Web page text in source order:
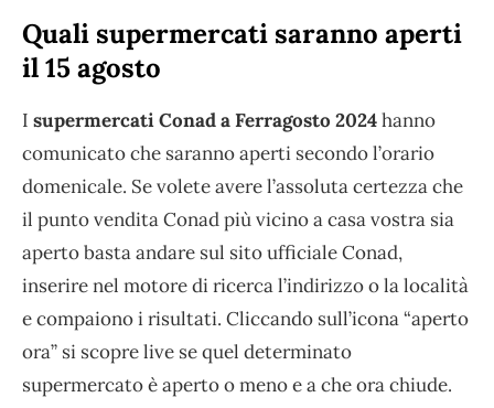
Quali supermercati saranno aperti
il 15 agosto
I supermercati Conad a Ferragosto 2024hanno
comunicato che saranno aperti secondo l’orario
domenicale. Se volete avere l’assoluta certezza che
il punto vendita Conad più vicino a casa vostra sia
aperto basta andare sul sito ufficiale Conad,
inserire nel motore di ricerca l’indirizzo o la località
e compaiono i risultati. Cliccando sull’icona “aperto
ora” si scopre live se quel determinato
supermercato è aperto o meno e a che ora chiude.